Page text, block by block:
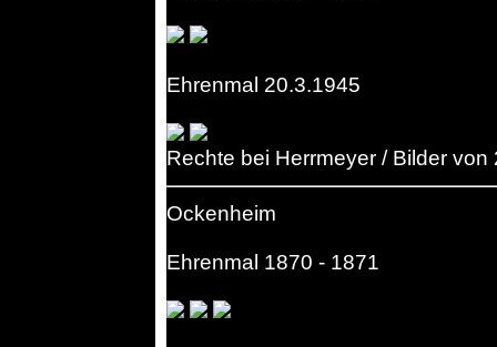
Ehrenmal 20.3.1945
Rechte bei Herrmeyer / Bilder von
Ockenheim
Ehrenmal 1870 - 1871